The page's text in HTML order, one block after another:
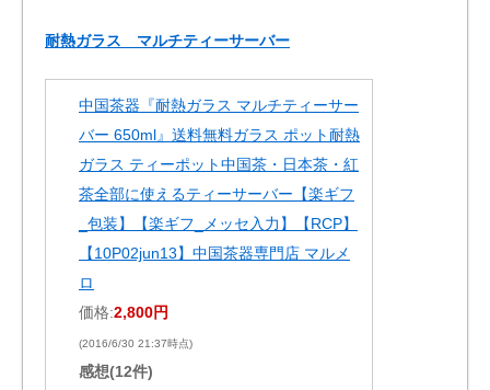
耐熱ガラス マルチティーサーバー
中国茶器『耐熱ガラス マルチティーサー
バー 650ml』送料無料ガラス ポット耐熱
ガラス ティーポット中国茶・日本茶・紅
茶全部に使えるティーサーバー【楽ギフ
_包装】【楽ギフ_メッセ入力】【RCP】
【10P02jun13】中国茶器専門店 マルメ
ロ
価格:2,800円
(2016/6/30 21:37時点)
感想(12件)